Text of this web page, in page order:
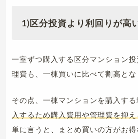
1)区分投資より利回りが高
一室ずつ購入する区分マンション
理費も、一棟買いに比べて割高とな
その点、一棟マンションを購入する
入するため購入費用や管理費を抑え
単に言うと、まとめ買いの方がお